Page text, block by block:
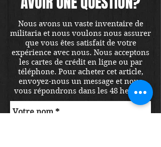
Nous avons un vaste inventaire de
militaria et nous voulons nous assurer
que vous êtes satisfait de votre
expérience avec nous. Nous acceptons
les cartes de crédit en ligne ou par
téléphone. Pour acheter cet article,
envoyez-nous un message et nous
vous répondrons dans les 48 heures.